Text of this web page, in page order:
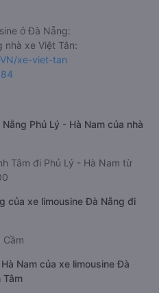
ở Đà Nẵng:
nhà xe Việt Tân:
xe-viet-tan
Phủ Lý - Hà Nam của nhà
Tâm đi Phủ Lý - Hà Nam từ
của xe limousine Đà Nẵng đi
Cầm
Nam của xe limousine Đà
Tâm